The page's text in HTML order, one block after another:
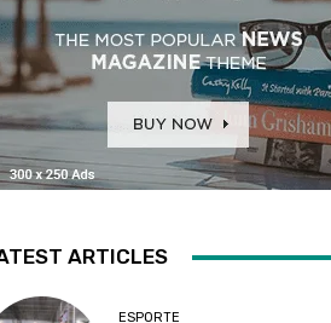
ARTICLES
ESPORTE